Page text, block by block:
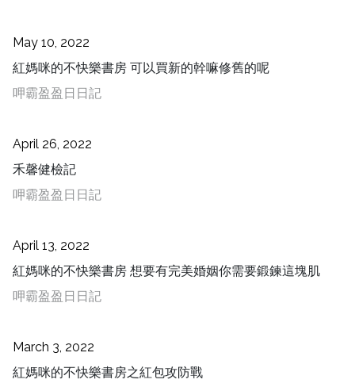
May 10, 2022
紅媽咪的不快樂書房 可以買新的幹嘛修舊的呢
呷霸盈盈日日記
April 26, 2022
禾馨健檢記
呷霸盈盈日日記
April 13, 2022
紅媽咪的不快樂書房 想要有完美婚姻你需要鍛鍊這塊肌
呷霸盈盈日日記
March 3, 2022
紅媽咪的不快樂書房之紅包攻防戰